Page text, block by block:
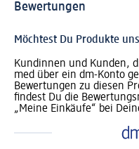
Bewertungen
Möchtest Du Produkte
Kundinnen und Kunden,
med über ein dm-Konto
Bewertungen zu diesen
findest Du die
„Meine Einkäufe“ bei